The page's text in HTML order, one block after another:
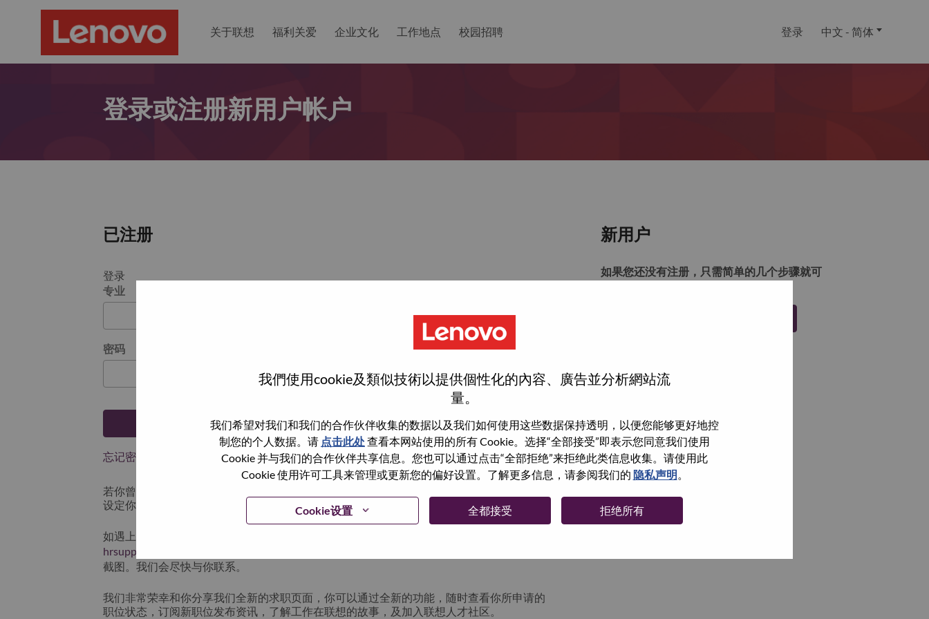
我們使用cookie及類似技術以提供個性化的內容、廣告並分析網站流
量。
我们希望对我们和我们的合作伙伴收集的数据以及我们如何使用这些数据保持透明，以便您能够更好地控
制您的个人数据。请 点击此处查看本网站使用的所有 Cookie。选择“全部接受”即表示您同意我们使用
Cookie 并与我们的合作伙伴共享信息。您也可以通过点击“全部拒绝”来拒绝此类信息收集。请使用此
Cookie 使用许可工具来管理或更新您的偏好设置。了解更多信息，请参阅我们的 隐私声明。
Cookie设置 全都接受 拒绝所有
关于联想 福利关爱 企业文化 工作地点 校园招聘 登录 中文 - 简体
登录或注册新用户帐户
已注册
登录
专业
密码
登陆
忘记密码了？
若你曾近期申请过我们的职位，你的电子邮箱将留存于系统中；你可以选择“忘记密码”重新
设定你的登入资料。
如遇上登录问题或无法注册为新用户时，请联系我们的人力资源团队
hrsupport@lenovo.com
截图。我们会尽快与你联系。
我们非常荣幸和你分享我们全新的求职页面，你可以通过全新的功能，随时查看你所申请的
职位状态，订阅新职位发布资讯，了解工作在联想的故事，及加入联想人才社区。
新用户
如果您还没有注册，只需简单的几个步骤就可